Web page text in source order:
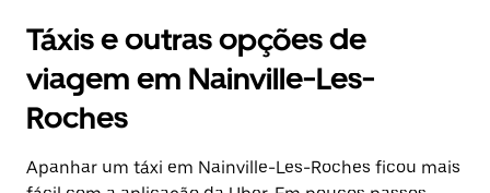
Táxis e outras opções de
viagem em Nainville-Les-
Roches
Apanhar um táxi em Nainville-Les-Roches ficou mais